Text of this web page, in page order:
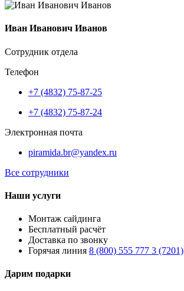
Иван Иванович Иванов
Сотрудник отдела
Телефон
+7 (4832) 75-87-25
+7 (4832) 75-87-24
Электронная почта
piramida.br@yandex.ru
Все сотрудники
Наши услуги
Монтаж сайдинга
Бесплатный расчёт
Доставка по звонку
Горячая линия 8 (800) 555 777 3 (7201)
Дарим подарки